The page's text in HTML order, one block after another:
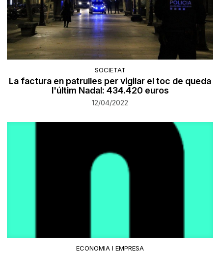
SOCIETAT
La factura en patrulles per vigilar el toc de queda
l'últim Nadal: 434.420 euros
12/04/2022
ECONOMIA I EMPRESA